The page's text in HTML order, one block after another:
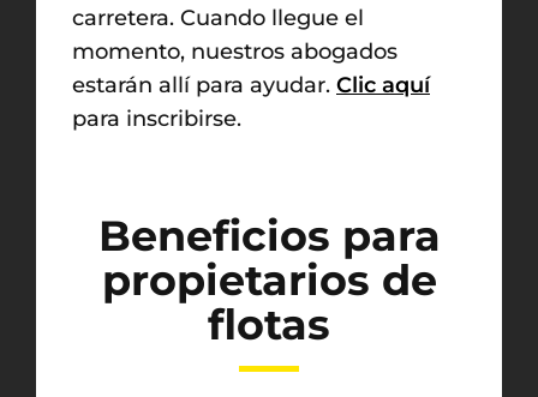
carretera. Cuando llegue el
momento, nuestros abogados
estarán allí para ayudar. Clic aquí
para inscribirse.
Beneficios para
propietarios de
flotas